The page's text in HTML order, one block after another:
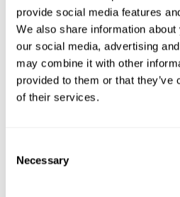
provide social media features
We also share information
our social media, advertising
may combine it with other
provided to them or that
of their services.
Selection
Necessary
Bugdorm BT2016 Bodenfalle
- Weiß
Neues modulares Design, jede
Fallenkomponente ka...
€134,21